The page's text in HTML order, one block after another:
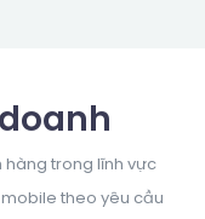
hàng trong lĩnh vực
theo yêu cầu